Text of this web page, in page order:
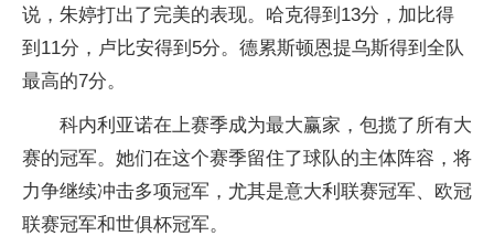
说，朱婷打出了完美的表现。哈克得到13分，加比得
到11分，卢比安得到5分。德累斯顿恩提乌斯得到全队
最高的7分。
科内利亚诺在上赛季成为最大赢家，包揽了所有大
赛的冠军。她们在这个赛季留住了球队的主体阵容，将
力争继续冲击多项冠军，尤其是意大利联赛冠军、欧冠
联赛冠军和世俱杯冠军。